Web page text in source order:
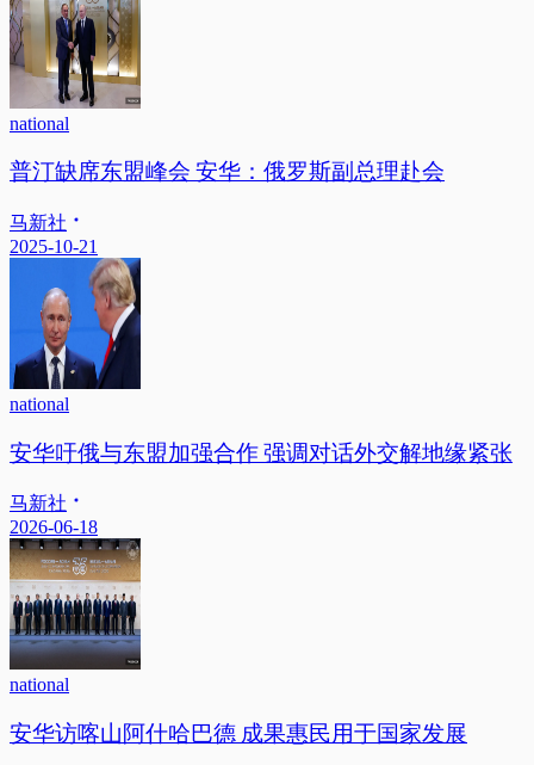
national
普汀缺席东盟峰会 安华：俄罗斯副总理赴会
马新社
2025-10-21
national
安华吁俄与东盟加强合作 强调对话外交解地缘紧张
马新社
2026-06-18
national
安华访喀山阿什哈巴德 成果惠民用于国家发展